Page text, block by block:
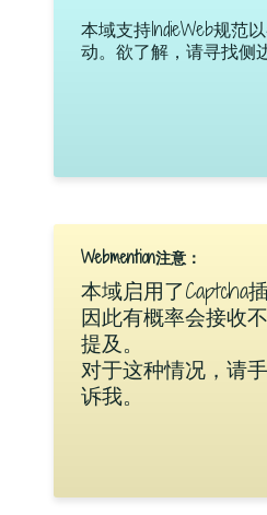
本域支持IndieWeb规范
动。欲了解，请寻找侧边
Webmention注意：
本域启用了Captcha
因此有概率会接收不
提及。
对于这种情况，请
诉我。